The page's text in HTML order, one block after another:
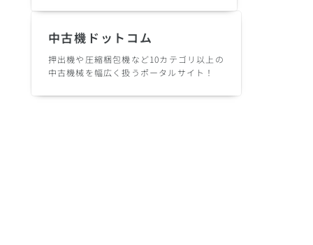
中古機ドットコム
押出機や圧縮梱包機など10カテゴリ以上の
中古機械を幅広く扱うポータルサイト！